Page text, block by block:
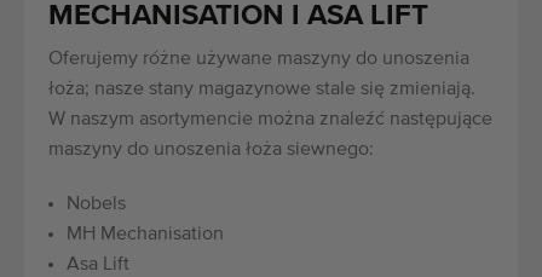
MECHANISATION I ASA LIFT
Oferujemy różne używane maszyny do unoszenia
łoża; nasze stany magazynowe stale się zmieniają.
W naszym asortymencie można znaleźć następujące
maszyny do unoszenia łoża siewnego:
Nobels
MH Mechanisation
Asa Lift